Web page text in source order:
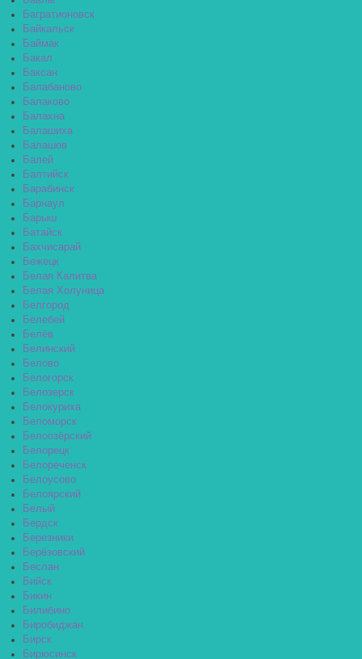
Багратионовск
Байкальск
Баймак
Бакал
Баксан
Балабаново
Балаково
Балахна
Балашиха
Балашов
Балей
Балтийск
Барабинск
Барнаул
Барыш
Батайск
Бахчисарай
Бежецк
Белая Калитва
Белая Холуница
Белгород
Белебей
Белёв
Белинский
Белово
Белогорск
Белозерск
Белокуриха
Беломорск
Белоозёрский
Белорецк
Белореченск
Белоусово
Белоярский
Белый
Бердск
Березники
Берёзовский
Беслан
Бийск
Бикин
Билибино
Биробиджан
Бирск
Бирюсинск